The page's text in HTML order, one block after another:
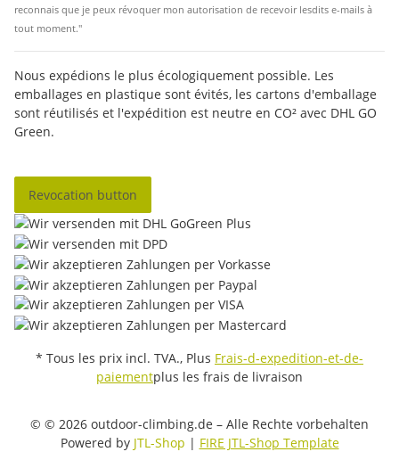
reconnais que je peux révoquer mon autorisation de recevoir lesdits e-mails à
tout moment."
Nous expédions le plus écologiquement possible. Les
emballages en plastique sont évités, les cartons d'emballage
sont réutilisés et l'expédition est neutre en CO² avec DHL GO
Green.
Revocation button
* Tous les prix incl. TVA., Plus Frais-d-expedition-et-de-
paiementplus les frais de livraison
© © 2026 outdoor-climbing.de – Alle Rechte vorbehalten
Powered by JTL-Shop | FIRE JTL-Shop Template